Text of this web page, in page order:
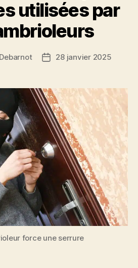
utilisées par
Date28 janvier 2025
force une serrure